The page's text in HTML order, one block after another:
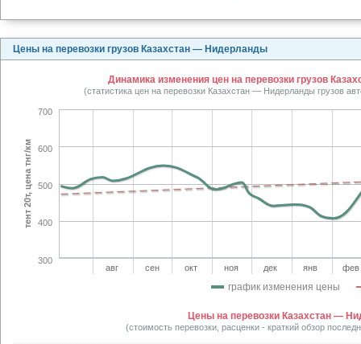
Цены на перевозки грузов Казахстан — Нидерланды
Динамика изменения цен на перевозки грузов
(статистика цен на перевозки Казахстан — Нидерланды грузов
график изменения цены
авг сен окт ноя дек янв фев
300
400
500
600
700
тент 20т, цена тнг/км
Цены на перевозки Казахстан —
(стоимость перевозки, расценки - краткий обзор